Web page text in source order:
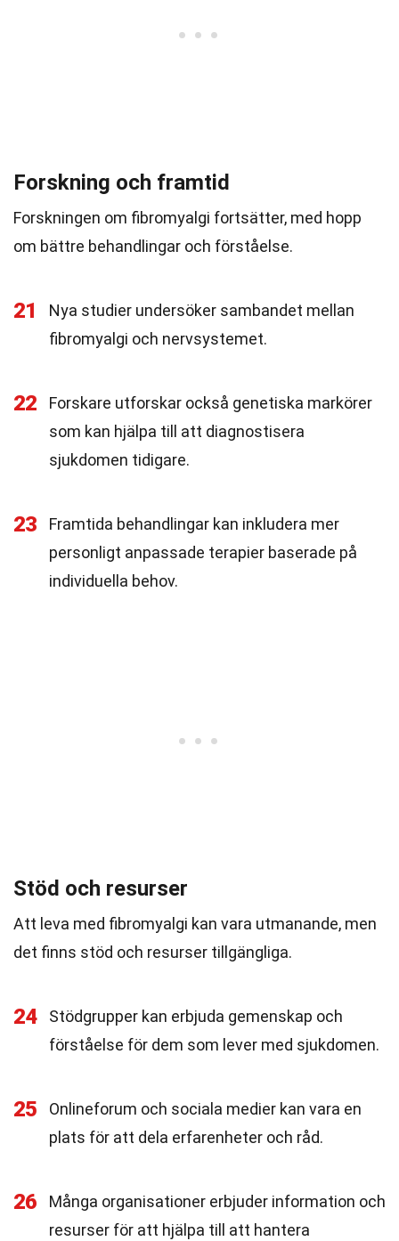
Forskning och framtid
Forskningen om fibromyalgi fortsätter, med hopp
om bättre behandlingar och förståelse.
21
Nya studier undersöker sambandet mellan
fibromyalgi och nervsystemet.
22
Forskare utforskar också genetiska markörer
som kan hjälpa till att diagnostisera
sjukdomen tidigare.
23
Framtida behandlingar kan inkludera mer
personligt anpassade terapier baserade på
individuella behov.
Stöd och resurser
Att leva med fibromyalgi kan vara utmanande, men
det finns stöd och resurser tillgängliga.
24
Stödgrupper kan erbjuda gemenskap och
förståelse för dem som lever med sjukdomen.
25
Onlineforum och sociala medier kan vara en
plats för att dela erfarenheter och råd.
26
Många organisationer erbjuder information och
resurser för att hjälpa till att hantera